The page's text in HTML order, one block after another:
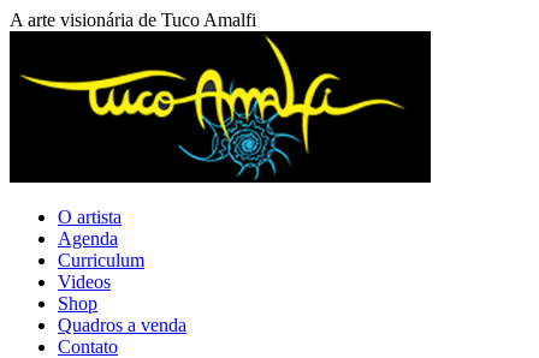
A arte visionária de Tuco Amalfi
O artista
Agenda
Curriculum
Videos
Shop
Quadros a venda
Contato